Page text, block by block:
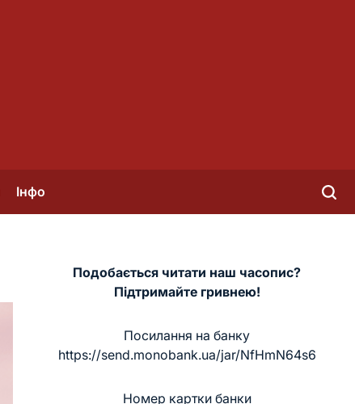
Інфо
Подобається читати наш часопис?
Підтримайте гривнею!
Посилання на банку
https://send.monobank.ua/jar/NfHmN64s6
Номер картки банки